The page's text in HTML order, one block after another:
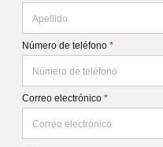
Número de teléfono *
Correo electrónico *